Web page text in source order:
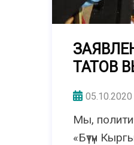
ТАТОВ
05.10.2020
Мы,
«Бүтүн